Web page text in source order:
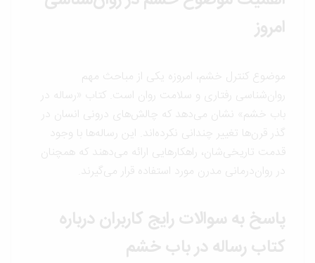
امروز
موضوع کنترل خشم، امروزه یکی از مباحث مهم
روان‌شناسی رفتاری و سلامت روان است. کتاب «رساله در
باب خشم» نشان می‌دهد که چالش‌های درونی انسان در
گذر قرن‌ها تغییر چندانی نکرده‌اند. این رساله‌ها با وجود
قدمت تاریخی‌شان، راهکارهایی ارائه می‌دهند که همچنان
در روان‌درمانی مدرن مورد استفاده قرار می‌گیرند.
پاسخ به سوالات رایج کاربران درباره
کتاب رساله در باب خشم